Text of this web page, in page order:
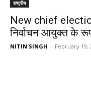
राष्ट्रीय
New chief
निर्वाचन आयुक्त के
NITIN SINGH - February 19,